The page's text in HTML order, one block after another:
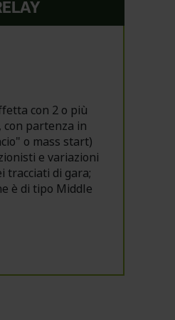
con 2 o più
partenza in
o mass start)
e variazioni
tracciati di gara;
è di tipo Middle